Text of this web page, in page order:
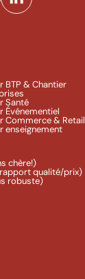
BTP & Chantier
Santé
Événementiel
Commerce & Retail
enseignement
chère!)
rapport qualité/prix)
robuste)